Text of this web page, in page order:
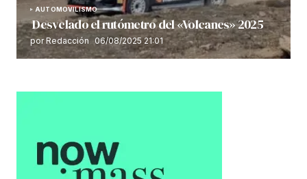
AUTOMOVILISMO
Desvelado el rutómetro del «Volcanes» 2025
por Redacción 06/08/2025 21:01